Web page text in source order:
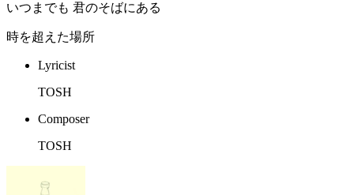
いつまでも 君のそばにある
時を超えた場所
Lyricist
TOSH
Composer
TOSH